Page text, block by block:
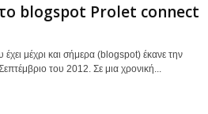
το blogspot Prolet connect
μέχρι και σήμερα (blogspot) έκανε την
του 2012. Σε μια χρονική...